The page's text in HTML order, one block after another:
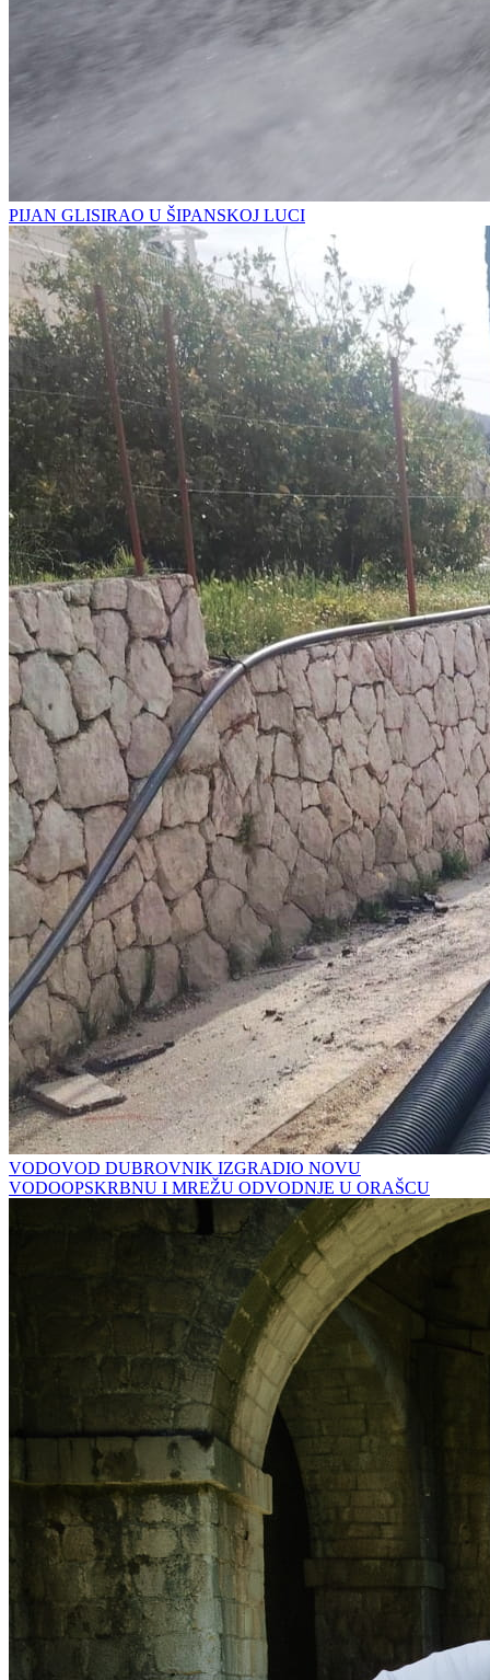
PIJAN GLISIRAO U ŠIPANSKOJ LUCI
VODOVOD DUBROVNIK IZGRADIO NOVU
VODOOPSKRBNU I MREŽU ODVODNJE U ORAŠCU